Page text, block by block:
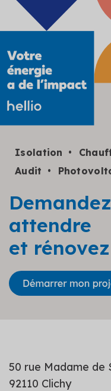
Isolation
Audit
attendre
et
50 rue Madame de
92110 Clichy